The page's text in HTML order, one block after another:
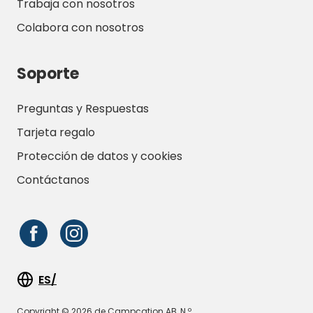
Trabaja con nosotros
Colabora con nosotros
Soporte
Preguntas y Respuestas
Tarjeta regalo
Protección de datos y cookies
Contáctanos
ES/